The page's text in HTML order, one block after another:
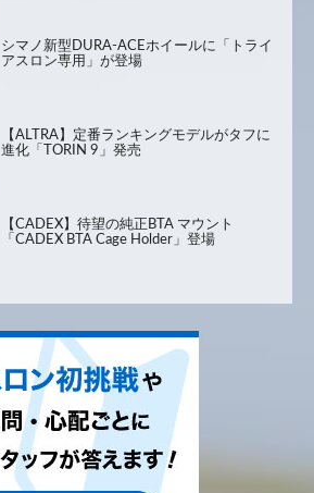
シマノ新型DURA-ACEホイールに「トライ
アスロン専用」が登場
【ALTRA】定番ランキングモデルがタフに
進化「TORIN 9」発売
【CADEX】待望の純正BTA マウント
「CADEX BTA Cage Holder」登場